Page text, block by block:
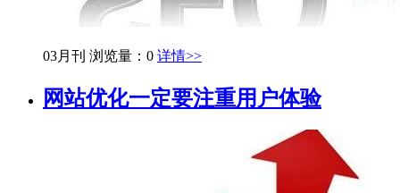
03月刊 浏览量：0 详情>>
网站优化一定要注重用户体验